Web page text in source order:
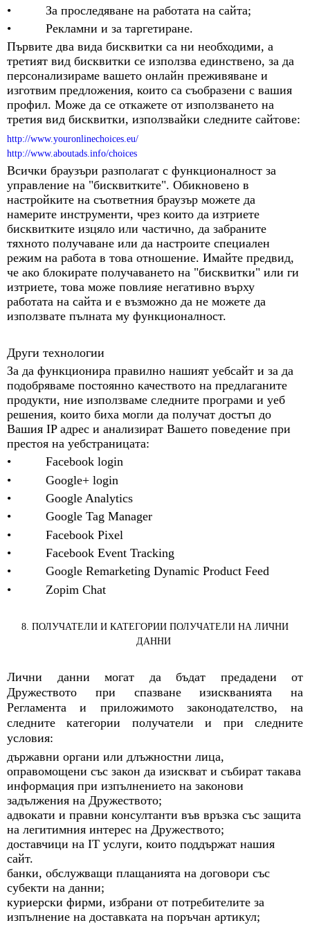
• За проследяване на работата на сайта;
• Рекламни и за таргетиране.
Първите два вида бисквитки са ни необходими, а
третият вид бисквитки се използва единствено, за да
персонализираме вашето онлайн преживяване и
изготвим предложения, които са съобразени с вашия
профил. Може да се откажете от използването на
третия вид бисквитки, използвайки следните сайтове:
http://www.youronlinechoices.eu/
http://www.aboutads.info/choices
Всички браузъри разполагат с функционалност за
управление на "бисквитките". Обикновено в
настройките на съответния браузър можете да
намерите инструменти, чрез които да изтриете
бисквитките изцяло или частично, да забраните
тяхното получаване или да настроите специален
режим на работа в това отношение. Имайте предвид,
че ако блокирате получаването на "бисквитки" или ги
изтриете, това може повлияе негативно върху
работата на сайта и е възможно да не можете да
използвате пълната му функционалност.
Други технологии
За да функционира правилно нашият уебсайт и за да
подобряваме постоянно качеството на предлаганите
продукти, ние използваме следните програми и уеб
решения, които биха могли да получат достъп до
Вашия IP адрес и анализират Вашето поведение при
престоя на уебстраницата:
• Facebook login
• Google+ login
• Google Analytics
• Google Tag Manager
• Facebook Pixel
• Facebook Event Tracking
• Google Remarketing Dynamic Product Feed
• Zopim Chat
8. ПОЛУЧАТЕЛИ И КАТЕГОРИИ ПОЛУЧАТЕЛИ НА ЛИЧНИ
ДАННИ
Лични данни могат да бъдат предадени от
Дружеството при спазване изискванията на
Регламента и приложимото законодателство, на
следните категории получатели и при следните
условия:
държавни органи или длъжностни лица,
оправомощени със закон да изискват и събират такава
информация при изпълнението на законови
задължения на Дружеството;
адвокати и правни консултанти във връзка със защита
на легитимния интерес на Дружеството;
доставчици на IT услуги, които поддържат нашия
сайт.
банки, обслужващи плащанията на договори със
субекти на данни;
куриерски фирми, избрани от потребителите за
изпълнение на доставката на поръчан артикул;